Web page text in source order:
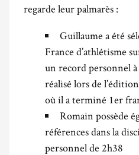
regarde leur palmarès :
Guillaume a été
France d’athlétisme
un record personnel
réalisé lors de
où il a terminé 1er
Romain possède
références dans la
personnel de 2h38